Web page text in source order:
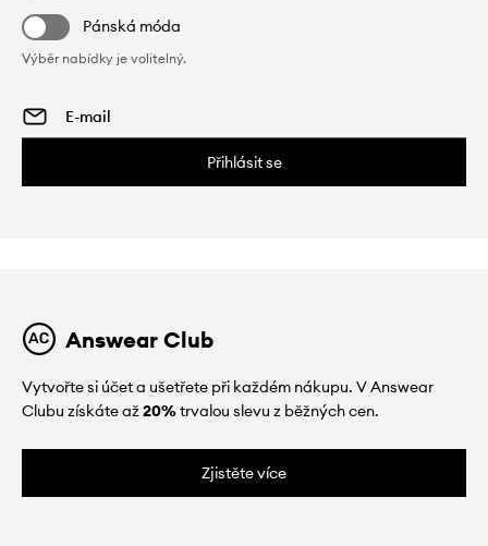
Pánská móda
Výběr nabídky je volitelný.
Přihlásit se
Answear Club
Vytvořte si účet a ušetřete při každém nákupu. V Answear
Clubu získáte až20%trvalou slevu z běžných cen.
Zjistěte více